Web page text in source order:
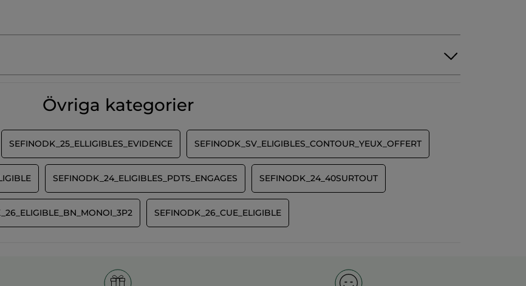
Övriga kategorier
SEFINODK_25_ELLIGIBLES_EVIDENCE SEFINODK_SV_ELIGIBLES_CONTOUR_YEUX_OFFERT
SEFINODK_24_ELIGIBLES_PDTS_ENGAGES SEFINODK_24_40SURTOUT
SEFINODK_26_CUE_ELIGIBLE